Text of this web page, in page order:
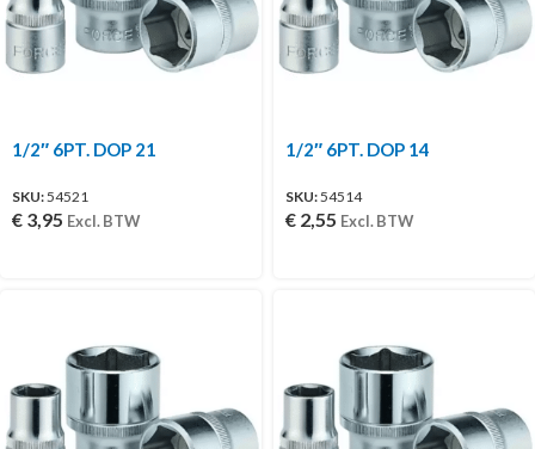
1/2″ 6PT. DOP 21
SKU:54521
€ 3,95 Excl. BTW
1/2″ 6PT. DOP 14
SKU:54514
€ 2,55 Excl. BTW